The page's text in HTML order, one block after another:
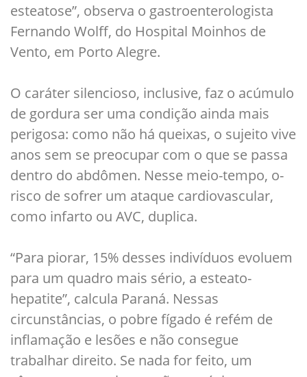
esteatose”, observa o gastroenterologista
Fernando Wolff, do Hospital Moinhos de
Vento, em Porto Alegre.
O caráter silencioso, inclusive, faz o acúmulo
de gordura ser uma condição ainda mais
perigosa: como não há queixas, o sujeito vive
anos sem se preocupar com o que se passa
dentro do abdômen. Nesse meio-tempo, o­
risco de sofrer um ataque cardiovascular,
como infarto ou AVC, duplica.
“Para piorar, 15% desses indivíduos evoluem
para um quadro mais sério, a esteato-
hepatite”, calcula Paraná. Nessas
circunstâncias, o pobre fígado é refém de
inflamação e lesões e não consegue
trabalhar direito. Se nada for feito, um